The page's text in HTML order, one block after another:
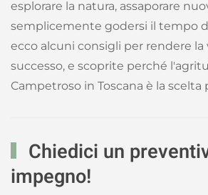
esplorare la natura, assaporare
semplicemente godersi il tempo
ecco alcuni consigli per rendere la
successo, e scoprite perché
Campetroso in Toscana è la
Chiedici un
impegno!